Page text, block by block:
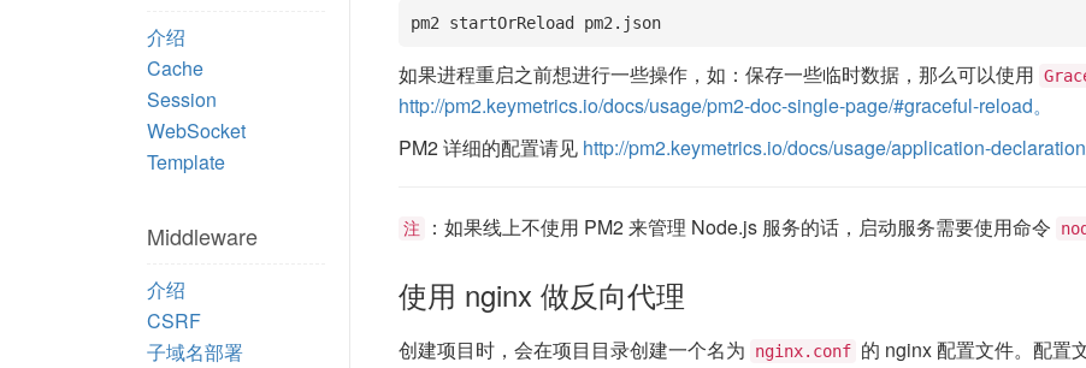
介绍
Cache
Session
WebSocket
Template
Middleware
介绍
CSRF
子域名部署
pm2 startOrReload pm2.json
如果进程重启之前想进行一些操作，如：保存一些临时数据，那么可以使用
http://pm2.keymetrics.io/docs/usage/pm2-doc-single-page/#graceful-reload。
PM2 详细的配置请见 http://pm2.keymetrics.io/docs/usage/application-
注 ：如果线上不使用 PM2 来管理 Node.js 服务的话，启动服务需要使用命令
使用 nginx 做反向代理
创建项目时，会在项目目录创建一个名为 nginx.conf 的 nginx 配置文件。配置